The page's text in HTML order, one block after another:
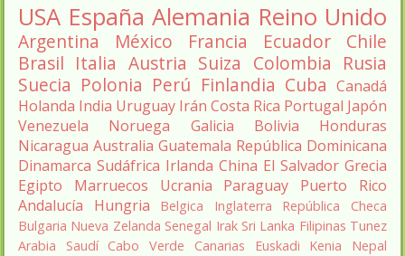
USA España Alemania Reino Unido
Argentina México Francia Ecuador
Chile
Brasil Italia Austria Suiza Colombia Rusia
Suecia Polonia Perú Finlandia Cuba Canadá
Holanda India Uruguay Irán Costa Rica Portugal Japón
Venezuela
Noruega Galicia Bolivia
Honduras
Nicaragua Australia Guatemala República Dominicana
Dinamarca Sudáfrica Irlanda China El Salvador Grecia
Egipto
Marruecos Ucrania Paraguay
Puerto Rico
Andalucía
Hungria Belgica Inglaterra
República Checa
Bulgaria Nueva Zelanda Senegal Irak Sri Lanka Filipinas Tunez
Arabia Saudí Cabo Verde Canarias Euskadi Kenia
Nepal